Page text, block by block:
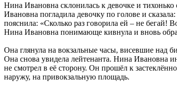
Нина Ивановна склонилась к девочке и
Ивановна погладила девочку по голове и
пояснила: «Сколько раз говорила ей – не
Нина Ивановна понимающе кивнула и вновь
Она глянула на вокзальные часы, висевшие над
Она снова увидела лейтенанта. Нина Ивановна
не смотрел в её сторону. Он прошёл к
наружу, на привокзальную площадь.